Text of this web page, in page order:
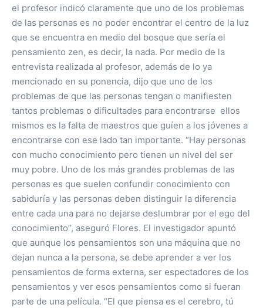
el profesor indicó claramente que uno de los problemas
de las personas es no poder encontrar el centro de la luz
que se encuentra en medio del bosque que sería el
pensamiento zen, es decir, la nada. Por medio de la
entrevista realizada al profesor, además de lo ya
mencionado en su ponencia, dijo que uno de los
problemas de que las personas tengan o manifiesten
tantos problemas o dificultades para encontrarse ellos
mismos es la falta de maestros que guíen a los jóvenes a
encontrarse con ese lado tan importante. “Hay personas
con mucho conocimiento pero tienen un nivel del ser
muy pobre. Uno de los más grandes problemas de las
personas es que suelen confundir conocimiento con
sabiduría y las personas deben distinguir la diferencia
entre cada una para no dejarse deslumbrar por el ego del
conocimiento”, aseguró Flores. El investigador apuntó
que aunque los pensamientos son una máquina que no
dejan nunca a la persona, se debe aprender a ver los
pensamientos de forma externa, ser espectadores de los
pensamientos y ver esos pensamientos como si fueran
parte de una película. “El que piensa es el cerebro, tú